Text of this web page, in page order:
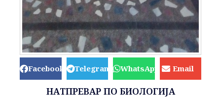
Facebook Telegram WhatsApp Email
НАТПРЕВАР ПО БИОЛОГИЈА